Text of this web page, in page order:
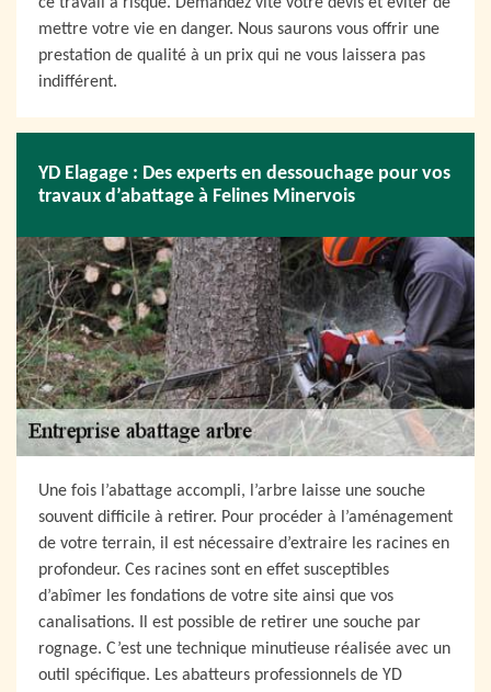
mettre votre vie en danger. Nous saurons vous offrir une
prestation de qualité à un prix qui ne vous laissera pas
indifférent.
YD Elagage : Des experts en dessouchage pour vos
travaux d’abattage à Felines Minervois
Une fois l’abattage accompli, l’arbre laisse une souche
souvent difficile à retirer. Pour procéder à l’aménagement
de votre terrain, il est nécessaire d’extraire les racines en
profondeur. Ces racines sont en effet susceptibles
d’abîmer les fondations de votre site ainsi que vos
canalisations. Il est possible de retirer une souche par
rognage. C’est une technique minutieuse réalisée avec un
outil spécifique. Les abatteurs professionnels de YD